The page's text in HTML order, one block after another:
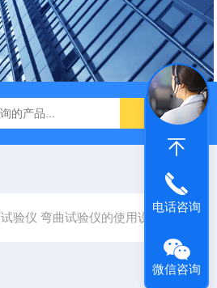
砂基透水砖透水速率试验装置
验仪 弯曲试验仪的使用说明
电话咨询
微信咨询